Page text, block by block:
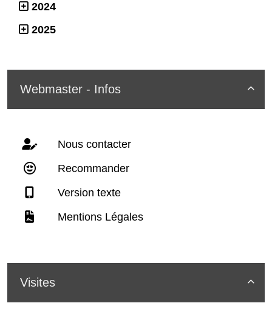
2024
2025

Webmaster - Infos
Nous contacter
Recommander
Version texte
Mentions Légales

Visites